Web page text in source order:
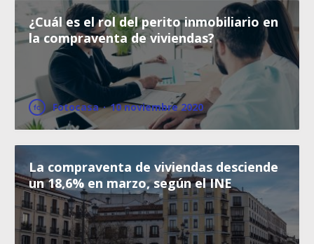
¿Cuál es el rol del perito inmobiliario en
la compraventa de viviendas?
Fotocasa · 10 noviembre 2020
La compraventa de viviendas desciende
un 18,6% en marzo, según el INE